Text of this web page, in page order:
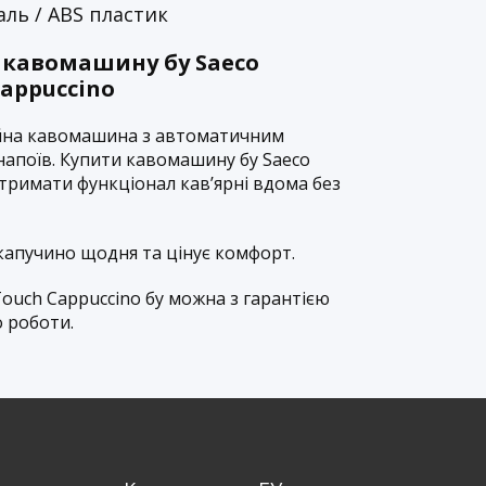
/ ABS пластик
бу Saeco
кавомашина з автоматичним
Купити кавомашину бу Saeco
функціонал кав’ярні вдома без
щодня та цінує комфорт.
Cappuccino бу можна з гарантією
роботи.